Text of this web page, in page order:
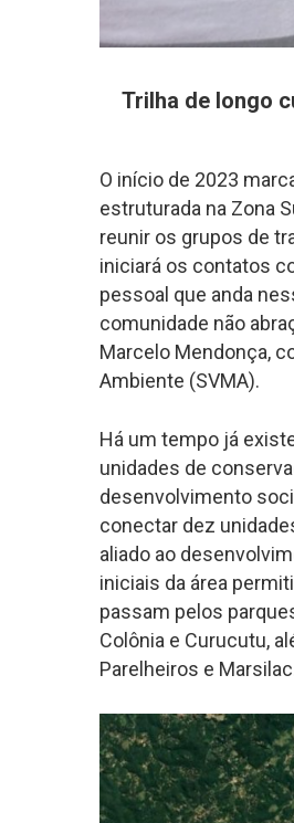
Trilha de longo
O início de 2023
estruturada na Zona
reunir os grupos de
iniciará os contatos
pessoal que anda
comunidade não
Marcelo Mendonça,
Ambiente (SVMA).
Há um tempo já
unidades de
desenvolvimento
conectar dez
aliado ao
iniciais da área
passam pelos
Colônia e Curucutu,
Parelheiros e